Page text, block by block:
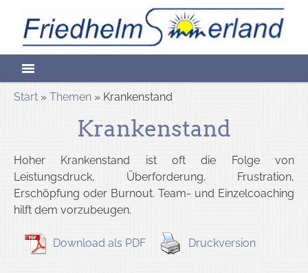
content
Friedhelm
Sommerland
für
Start » Themen » Krankenstand
Krankenstand
Hoher Krankenstand ist oft die Folge von
Leistungsdruck, Überforderung, Frustration,
Erschöpfung oder Burnout. Team- und Einzelcoaching
hilft dem vorzubeugen.
Download als PDF Druckversion